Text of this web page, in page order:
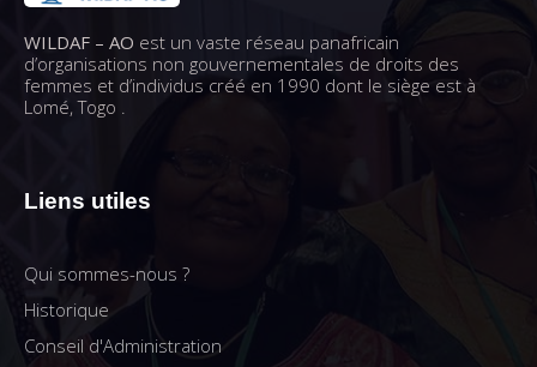
WILDAF – AO est un vaste réseau panafricain
d’organisations non gouvernementales de droits des
femmes et d’individus créé en 1990 dont le siège est à
Lomé, Togo .
Liens utiles
Qui sommes-nous ?
Historique
Conseil d'Administration